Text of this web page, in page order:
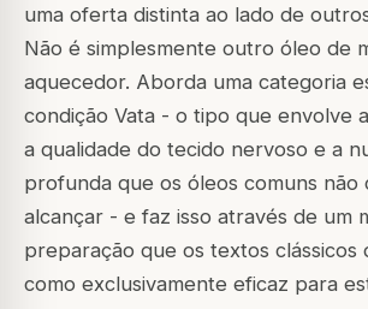
uma oferta distinta ao lado de
Não é simplesmente outro óleo de
aquecedor. Aborda uma categoria
condição Vata - o tipo que envolve
a qualidade do tecido nervoso e a
profunda que os óleos comuns não
alcançar - e faz isso através de um
preparação que os textos clássicos
como exclusivamente eficaz para